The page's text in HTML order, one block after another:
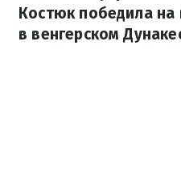
Костюк победила на
в венгерском